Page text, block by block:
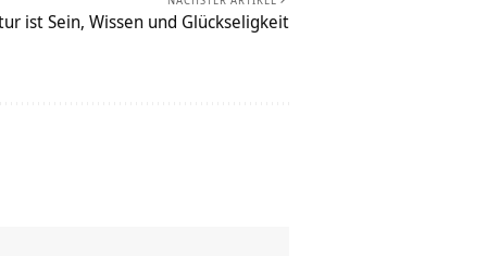
ist Sein, Wissen und Glückseligkeit